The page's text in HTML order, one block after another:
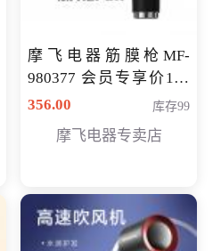
摩飞电器筋膜枪MF-
980377 会员专享价199
元
356.00 库存99
摩飞电器专卖店